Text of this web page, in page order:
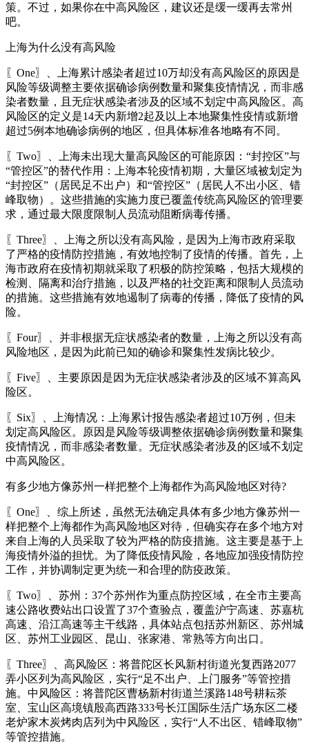
策。不过，如果你在中高风险区，建议还是缓一缓再去常州
吧。
上海为什么没有高风险
〖One〗、上海累计感染者超过10万却没有高风险区的原因是
风险等级调整主要依据确诊病例数量和聚集疫情情况，而非感
染者数量，且无症状感染者涉及的区域不划定中高风险区。高
风险区的定义是14天内新增2起及以上本地聚集性疫情或新增
超过5例本地确诊病例的地区，但具体标准各地略有不同。
〖Two〗、上海未出现大量高风险区的可能原因：“封控区”与
“管控区”的替代作用：上海本轮疫情初期，大量区域被划定为
“封控区”（居民足不出户）和“管控区”（居民人不出小区、错
峰取物）。这些措施的实施力度已覆盖传统高风险区的管理要
求，通过最大限度限制人员流动阻断病毒传播。
〖Three〗、上海之所以没有高风险，是因为上海市政府采取
了严格的疫情防控措施，有效地控制了疫情的传播。首先，上
海市政府在疫情初期就采取了积极的防控策略，包括大规模的
检测、隔离和治疗措施，以及严格的社交距离和限制人员流动
的措施。这些措施有效地遏制了病毒的传播，降低了疫情的风
险。
〖Four〗、并非根据无症状感染者的数量，上海之所以没有高
风险地区，是因为此前已知的确诊和聚集性发病比较少。
〖Five〗、主要原因是因为无症状感染者涉及的区域不算高风
险区。
〖Six〗、上海情况：上海累计报告感染者超过10万例，但未
划定高风险区。原因是风险等级调整依据确诊病例数量和聚集
疫情情况，而非感染者数量。无症状感染者涉及的区域不划定
中高风险区。
有多少地方像苏州一样把整个上海都作为高风险地区对待?
〖One〗、综上所述，虽然无法确定具体有多少地方像苏州一
样把整个上海都作为高风险地区对待，但确实存在多个地方对
来自上海的人员采取了较为严格的防疫措施。这主要是基于上
海疫情外溢的担忧。为了降低疫情风险，各地应加强疫情防控
工作，并协调制定更为统一和合理的防疫政策。
〖Two〗、苏州：37个苏州作为重点防控区域，在全市主要高
速公路收费站出口设置了37个查验点，覆盖沪宁高速、苏嘉杭
高速、沿江高速等主干线路，具体站点包括苏州新区、苏州城
区、苏州工业园区、昆山、张家港、常熟等方向出口。
〖Three〗、高风险区：将普陀区长风新村街道光复西路2077
弄小区列为高风险区，实行“足不出户、上门服务”等管控措
施。中风险区：将普陀区曹杨新村街道兰溪路148号耕耘茶
室、宝山区高境镇殷高西路333号长江国际生活广场东区二楼
老炉家木炭烤肉店列为中风险区，实行“人不出区、错峰取物”
等管控措施。